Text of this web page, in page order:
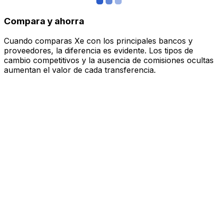
Compara y ahorra
Cuando comparas Xe con los principales bancos y
proveedores, la diferencia es evidente. Los tipos de
cambio competitivos y la ausencia de comisiones ocultas
aumentan el valor de cada transferencia.